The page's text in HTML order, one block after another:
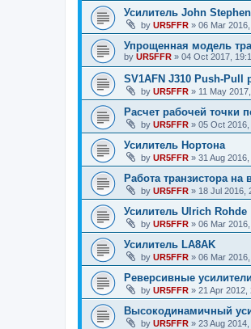
Усилитель John
by UR5FFR » 06 Mar
Упрощенная модель
by UR5FFR » 04 Oct 2017,
SV1AFN J310 Push-Pull
by UR5FFR » 11 May
Расчет рабочей точки
by UR5FFR » 05 Oct 2016,
Усилитель Нортона
by UR5FFR » 31 Aug
Работа транзистора на
by UR5FFR » 18 Jul 2016,
Усилитель Ulrich Rohde
by UR5FFR » 06 Mar
Усилитель LA8AK
by UR5FFR » 06 Mar
Реверсивные усилители
by UR5FFR » 21 Apr 2012,
Высокодинамичный
by UR5FFR » 23 Aug